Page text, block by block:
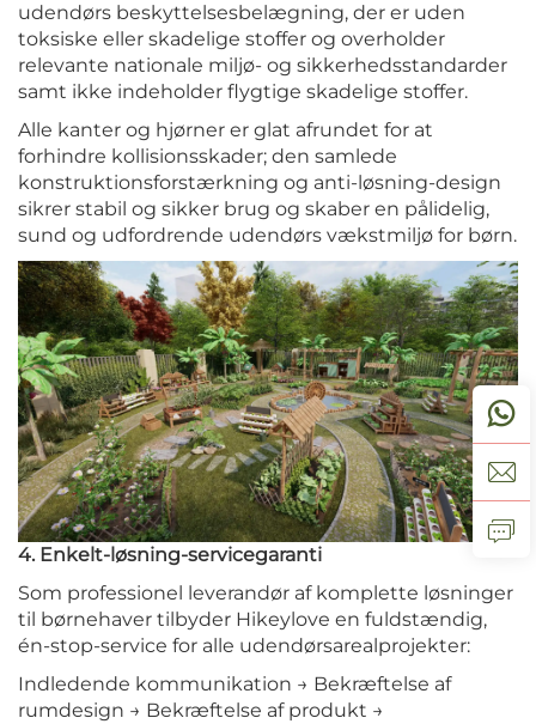
udendørs beskyttelsesbelægning, der er uden
toksiske eller skadelige stoffer og overholder
relevante nationale miljø- og sikkerhedsstandarder
samt ikke indeholder flygtige skadelige stoffer.
Alle kanter og hjørner er glat afrundet for at
forhindre kollisionsskader; den samlede
konstruktionsforstærkning og anti-løsning-design
sikrer stabil og sikker brug og skaber en pålidelig,
sund og udfordrende udendørs vækstmiljø for børn.
4. Enkelt-løsning-servicegaranti
Som professionel leverandør af komplette løsninger
til børnehaver tilbyder Hikeylove en fuldstændig,
én-stop-service for alle udendørsarealprojekter:
Indledende kommunikation → Bekræftelse af
rumdesign → Bekræftelse af produkt →